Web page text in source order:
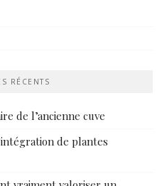
RÉCENTS
de l’ancienne cuve
de plantes